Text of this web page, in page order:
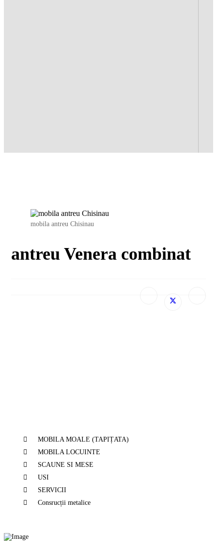
mobila antreu Chisinau
antreu Venera combinat
MOBILA MOALE (TAPIȚATA)
MOBILA LOCUINTE
SCAUNE SI MESE
USI
SERVICII
Consrucții metalice